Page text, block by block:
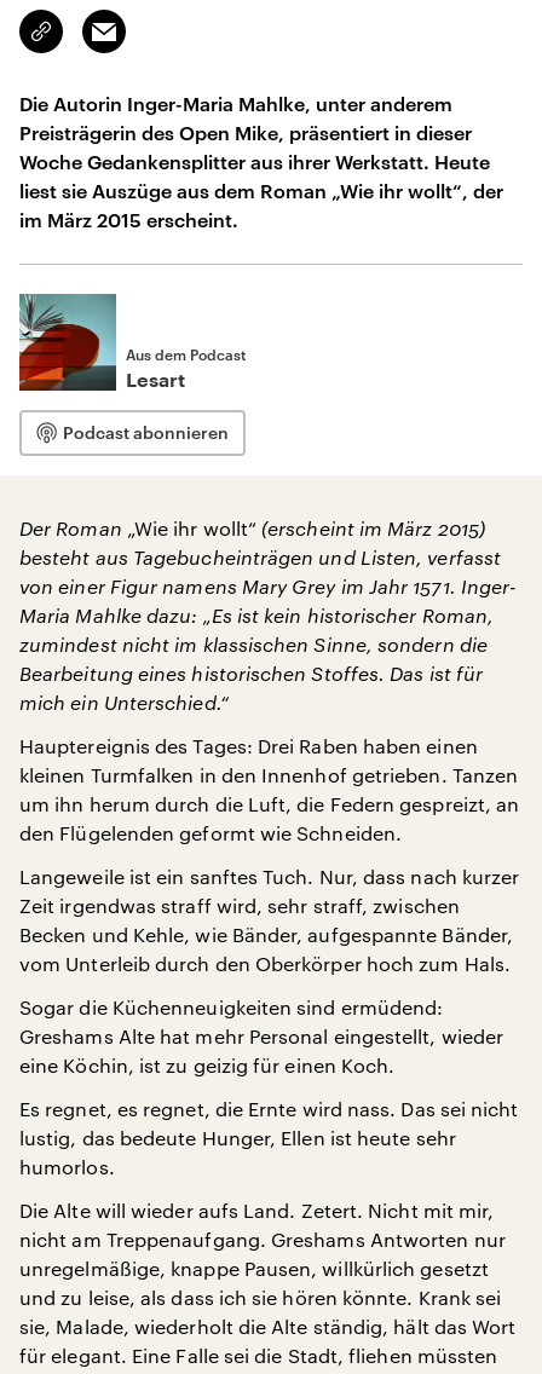
Link
kopieren/teilen
Email
Die Autorin Inger-Maria Mahlke, unter anderem
Preisträgerin des Open Mike, präsentiert in dieser
Woche Gedankensplitter aus ihrer Werkstatt. Heute
liest sie Auszüge aus dem Roman „Wie ihr wollt“, der
im März 2015 erscheint.
Aus dem Podcast
Lesart
Podcast abonnieren
Der Roman „Wie ihr wollt“ (erscheint im März 2015)
besteht aus Tagebucheinträgen und Listen, verfasst
von einer Figur namens Mary Grey im Jahr 1571. Inger-
Maria Mahlke dazu: „Es ist kein historischer Roman,
zumindest nicht im klassischen Sinne, sondern die
Bearbeitung eines historischen Stoffes. Das ist für
mich ein Unterschied.“
Hauptereignis des Tages: Drei Raben haben einen
kleinen Turmfalken in den Innenhof getrieben. Tanzen
um ihn herum durch die Luft, die Federn gespreizt, an
den Flügelenden geformt wie Schneiden.
Langeweile ist ein sanftes Tuch. Nur, dass nach kurzer
Zeit irgendwas straff wird, sehr straff, zwischen
Becken und Kehle, wie Bänder, aufgespannte Bänder,
vom Unterleib durch den Oberkörper hoch zum Hals.
Sogar die Küchenneuigkeiten sind ermüdend:
Greshams Alte hat mehr Personal eingestellt, wieder
eine Köchin, ist zu geizig für einen Koch.
Es regnet, es regnet, die Ernte wird nass. Das sei nicht
lustig, das bedeute Hunger, Ellen ist heute sehr
humorlos.
Die Alte will wieder aufs Land. Zetert. Nicht mit mir,
nicht am Treppenaufgang. Greshams Antworten nur
unregelmäßige, knappe Pausen, willkürlich gesetzt
und zu leise, als dass ich sie hören könnte. Krank sei
sie, Malade, wiederholt die Alte ständig, hält das Wort
für elegant. Eine Falle sei die Stadt, fliehen müssten